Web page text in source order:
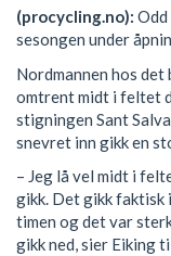
(procycling.no):
sesongen under
Nordmannen hos
omtrent midt i feltet
stigningen Sant
snevret inn gikk en
– Jeg lå vel midt i
gikk. Det gikk faktisk
timen og det var
gikk ned, sier Eiking